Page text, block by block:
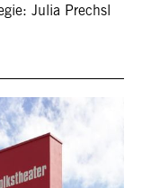
Julia Prechsl